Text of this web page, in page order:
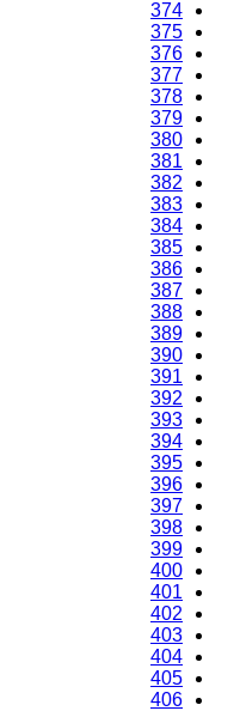
374
375
376
377
378
379
380
381
382
383
384
385
386
387
388
389
390
391
392
393
394
395
396
397
398
399
400
401
402
403
404
405
406